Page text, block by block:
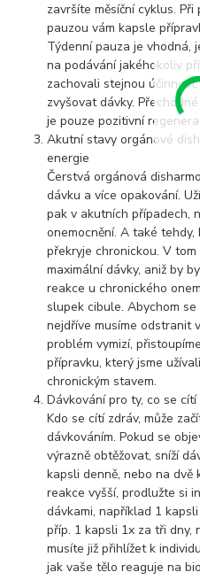
završíte měsíční cyklus.
pauzou vám kapsle
Týdenní pauza je vhodná,
na podávání jakéhokoliv
zachovali stejnou
zvyšovat dávky.
je pouze pozitivní
Akutní stavy orgánové
energie
Čerstvá orgánová
dávku a více opakování.
pak v akutních případech,
onemocnění. A také tehdy,
překryje chronickou. V
maximální dávky, aniž by
reakce u chronického
slupek cibule. Abychom
nejdříve musíme odstranit
problém vymizí,
přípravku, který jsme
chronickým stavem.
Dávkování pro ty, co se
Kdo se cítí zdráv, může
dávkováním. Pokud se
výrazně obtěžovat, sníží
kapsli denně, nebo na dvě
reakce vyšší, prodlužte si
dávkami, například 1
příp. 1 kapsli 1x za tři dny,
musíte již přihlížet k
jak vaše tělo reaguje na